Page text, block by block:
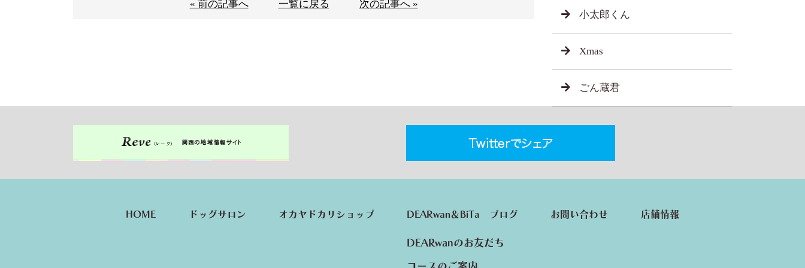
« 前の記事へ 一覧に戻る
次の記事へ »
小太郎くん
Xmas
ごん蔵君
HOME ドッグサロン オカヤドカリショップ DEARwan＆BiTa ブログ
DEARwanのお友だち
お問い合わせ 店舗情報